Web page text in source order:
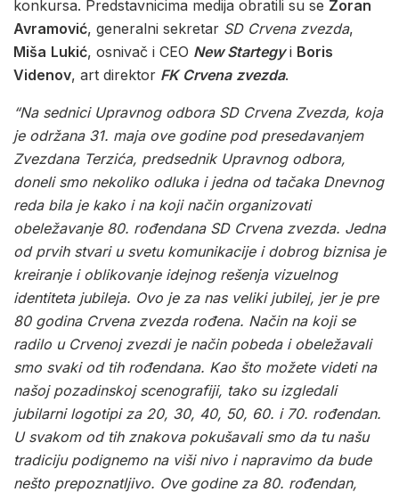
konkursa. Predstavnicima medija obratili su se Zoran
Avramović, generalni sekretar SD Crvena zvezda,
Miša Lukić, osnivač i CEO New Startegyi Boris
Videnov, art direktor FK Crvena zvezda.
“Na sednici Upravnog odbora SD Crvena Zvezda, koja
je održana31. maja ove godine pod presedavanjem
Zvezdana Terzića, predsednik Upravnog odbora,
doneli smo nekoliko odluka i jedna od tačaka Dnevnog
reda bila je kako i na koji način organizovati
obeležavanje80. rođendana SD Crvena zvezda. Jedna
od prvih stvari u svetu komunikacije i dobrog biznisa je
kreiranje i oblikovanje idejnog rešenja vizuelnog
identiteta jubileja. Ovo je za nas veliki jubilej, jer je pre
80 godina Crvena zvezda rođena. Način na koji se
radilo u Crvenoj zvezdi je način pobeda i obeležavali
smo svaki od tih rođendana. Kao što možete videti na
našoj pozadinskoj scenografiji, tako su izgledali
jubilarni logotipi za20, 30, 40, 50, 60. i70. rođendan.
U svakom od tih znakova pokušavali smo da tu našu
tradiciju podignemo na viši nivo i napravimo da bude
nešto prepoznatljivo. Ove godine za80. rođendan,